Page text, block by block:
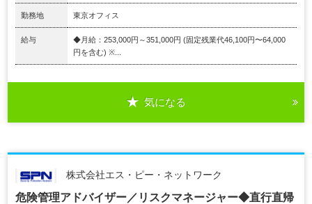
勤務地 東京オフィス
給与
◆月給：253,000円～351,000円 (固定残業代46,100円〜64,000
円を含む) ※...
気になる
株式会社エス・ピー・ネットワーク
危険管理アドバイザー／リスクマネージャー◆直行直帰